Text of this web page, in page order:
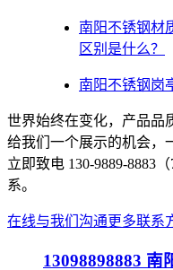
南阳不锈钢材
区别是什么？
南阳不锈钢岗
世界始终在变化，产品品
给我们一个展示的机会，
立即致电 130-9889-8883
系。
在线与我们沟通更多联系
13098898883 南